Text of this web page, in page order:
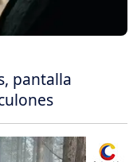
pantalla